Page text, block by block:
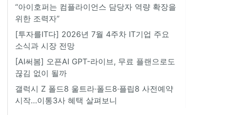
“아이호퍼는 컴플라이언스 담당자 역량 확장을
위한 조력자”
[투자를IT다] 2026년 7월 4주차 IT기업 주요
소식과 시장 전망
[AI써봄] 오픈AI GPT-라이브, 무료 플랜으로도
끊김 없이 될까
갤럭시 Z 폴드8 울트라·폴드8·플립8 사전예약
시작…이통3사 혜택 살펴보니